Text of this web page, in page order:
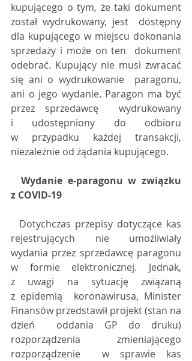
kupującego o tym, że taki dokument
został wydrukowany, jest  dostępny
dla kupującego w miejscu dokonania
sprzedaży i może on ten  dokument
odebrać. Kupujący nie musi zwracać
się ani o wydrukowanie  paragonu,
ani o jego wydanie. Paragon ma być
przez sprzedawcę  wydrukowany
i udostępniony do odbioru
w przypadku każdej transakcji,
niezależnie od żądania kupującego.
  Wydanie e-paragonu w związku
z COVID-19
rejestrujących nie umożliwiały
wydania przez sprzedawcę paragonu
w formie elektronicznej. Jednak,
z uwagi na sytuację związaną
z epidemią  koronawirusa, Minister
Finansów przedstawił projekt (stan na
dzień  oddania GP do druku)
rozporządzenia zmieniającego
rozporządzenie  w sprawie kas